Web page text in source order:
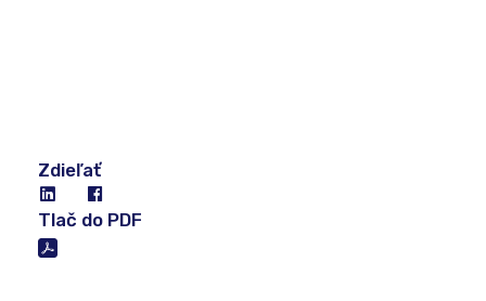
Zdieľať
Tlač do PDF